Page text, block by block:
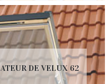
DE VELUX 62